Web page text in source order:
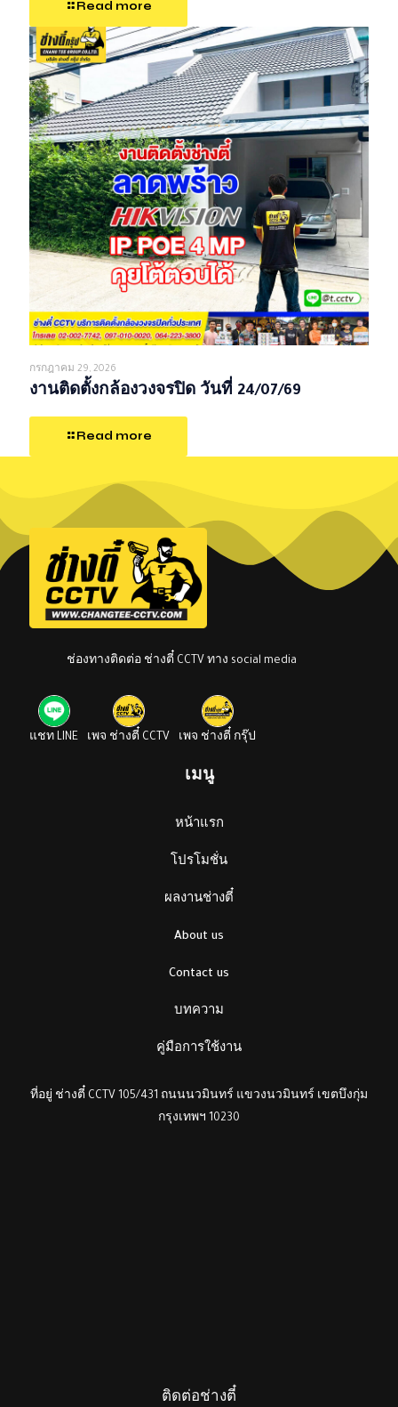
Read more
กรกฎาคม 29, 2026
งานติดตั้งกล้องวงจรปิด วันที่ 24/07/69
Read more
ช่องทางติดต่อ ช่างตี๋ CCTV ทาง social media
แชท LINE เพจ ช่างตี๋ CCTV เพจ ช่างตี๋ กรุ๊ป
เมนู
หน้าแรก
โปรโมชั่น
ผลงานช่างตี๋
About us
Contact us
บทความ
คู่มือการใช้งาน
ที่อยู่ ช่างตี๋ CCTV 105/431 ถนนนวมินทร์ แขวงนวมินทร์ เขตบึงกุ่ม
กรุงเทพฯ 10230
ติดต่อช่างตี๋